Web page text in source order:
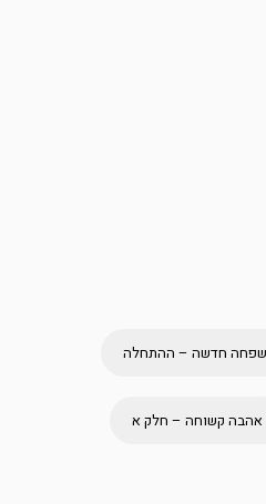
שפחה חדשה – ההתחלה
אהבה קשוחה – חלק א